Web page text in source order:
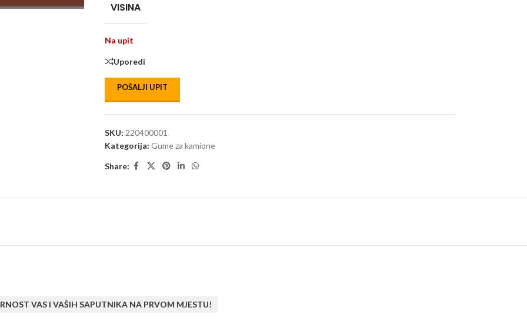
VISINA
Na upit
Uporedi
POŠALJI UPIT
SKU: 220400001
Kategorija: Gume za kamione
Share:
VAS I VAŠIH SAPUTNIKA NA PRVOM MJESTU!